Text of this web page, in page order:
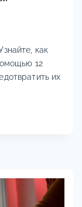
как
12
их